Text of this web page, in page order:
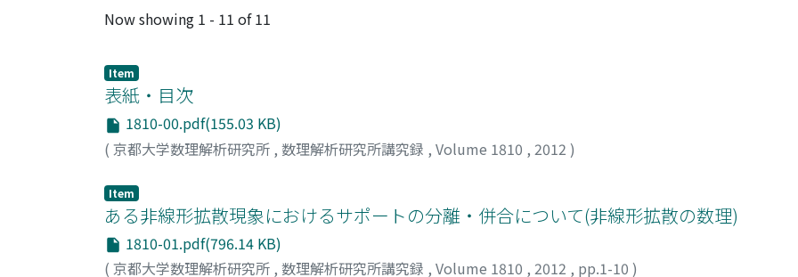
Recent Submissions
Now showing 1 - 11 of 11
Item
表紙・目次
1810-00.pdf(155.03 KB)
( 京都大学数理解析研究所 , 数理解析研究所講究録 , Volume 1810 , 2012 )
Item
ある非線形拡散現象におけるサポートの分離・併合について(非線形拡散の数理)
1810-01.pdf(796.14 KB)
( 京都大学数理解析研究所 , 数理解析研究所講究録 , Volume 1810 , 2012 , pp.1-10 )